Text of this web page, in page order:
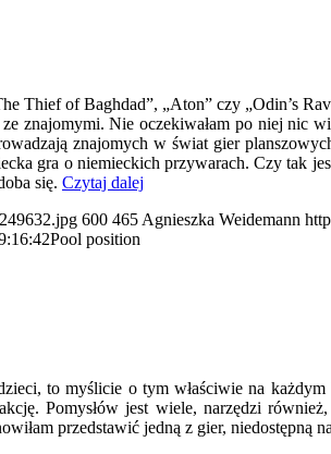
Thief of Baghdad”, „Aton” czy „Odin’s
znajomymi. Nie oczekiwałam po niej nic
znajomych w świat gier
gra o niemieckich przywarach. Czy tak
się. Czytaj dalej
600 465 Agnieszka Weidemann
Pool position
to myślicie o tym właściwie na
Pomysłów jest wiele, narzędzi
przedstawić jedną z gier, niedostępną